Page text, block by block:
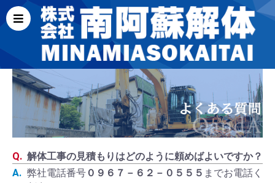
解体工事の見積もりはどのように頼めばよいですか？
弊社電話番号 ０９６７－６２－０５５５ までお電話く